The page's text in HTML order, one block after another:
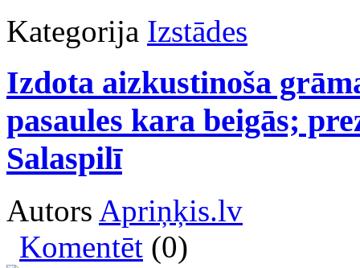
Kategorija Izstādes
Izdota aizkustinoša
pasaules kara beigās;
Salaspilī
Autors Apriņķis.lv
Komentēt (0)